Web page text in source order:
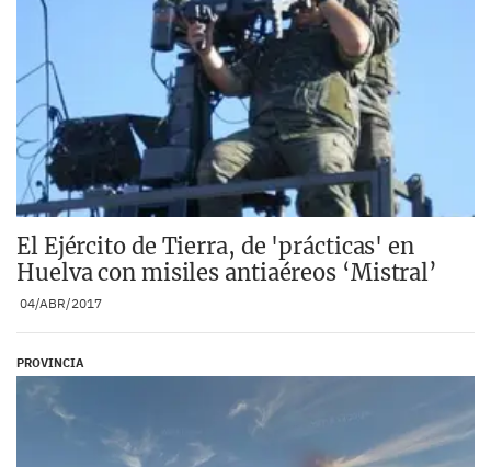
El Ejército de Tierra, de 'prácticas' en
Huelva con misiles antiaéreos ‘Mistral’
04/ABR/2017
PROVINCIA